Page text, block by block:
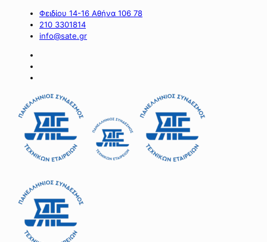
Φειδίου 14-16 Αθήνα 106 78
210 3301814
info@sate.gr